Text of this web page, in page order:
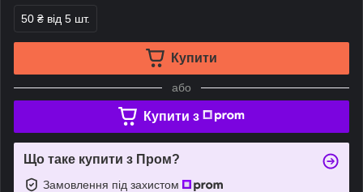
50 ₴ від 5 шт.
Купити
або
Купити з
Що таке купити з Пром?
Замовлення під захистом